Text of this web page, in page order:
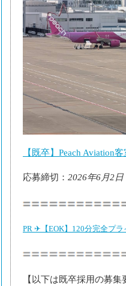
【既卒】Peach Aviation
応募締切： 2026年6⽉2
PR ✈【EOK】120分完全プラ
【以下は既卒採用の募集